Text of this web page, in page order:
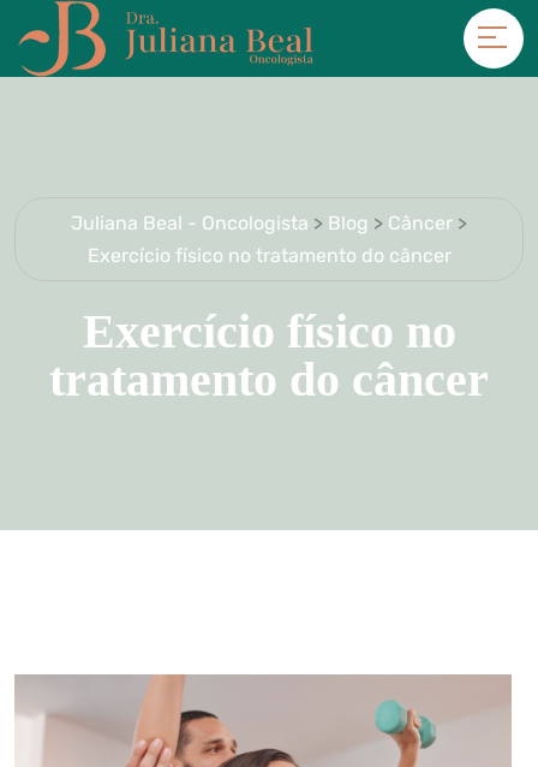
Juliana Beal - Oncologista > Blog > Câncer >
Exercício físico no tratamento do câncer
Exercício físico no
tratamento do câncer